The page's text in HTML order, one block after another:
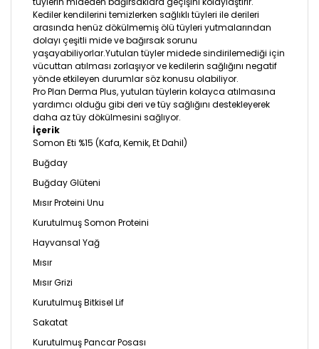
Kediler kendilerini temizlerken sağlıklı tüyleri ile derileri
arasında henüz dökülmemiş ölü tüyleri yutmalarından
dolayı çeşitli mide ve bağırsak sorunu
yaşayabiliyorlar.Yutulan tüyler midede sindirilemediği için
vücuttan atılması zorlaşıyor ve kedilerin sağlığını negatif
yönde etkileyen durumlar söz konusu olabiliyor.
Pro Plan Derma Plus, yutulan tüylerin kolayca atılmasına
yardımcı olduğu gibi deri ve tüy sağlığını destekleyerek
daha az tüy dökülmesini sağlıyor.
İçerik
Somon Eti %15 (Kafa, Kemik, Et Dahil)
Buğday
Buğday Glüteni
Mısır Proteini Unu
Kurutulmuş Somon Proteini
Hayvansal Yağ
Mısır
Mısır Grizi
Kurutulmuş Bitkisel Lif
Sakatat
Kurutulmuş Pancar Posası